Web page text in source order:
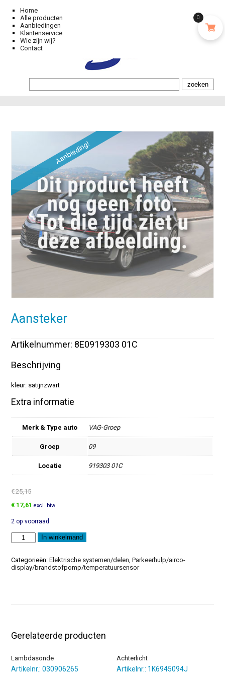
Home
Alle producten
Aanbiedingen
Klantenservice
Wie zijn wij?
Contact
Aanbieding!
Aansteker
Artikelnummer: 8E0919303 01C
Beschrijving
kleur: satijnzwart
Extra informatie
Merk & Type auto VAG-Groep
Groep 09
Locatie 919303 01C
€25,15
Oorspronkelijke
was:
€25,15.
€ 17,61 Huidige
is:
€17,61.
excl. btw
2 op voorraad
Aansteker
aantal
In winkelmand
Categorieën:Elektrische systemen/delen,Parkeerhulp/airco-
display/brandstofpomp/temperatuursensor
Gerelateerde producten
Lambdasonde
Artikelnr.: 030906265
Achterlicht
Artikelnr.: 1K6945094J
0